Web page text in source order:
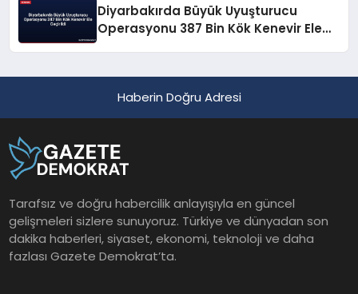
Diyarbakırda Büyük Uyuşturucu
Operasyonu 387 Bin Kök Kenevir Ele
Haberin Doğru Adresi
Tarafsız ve doğru habercilik anlayışıyla en güncel
gelişmeleri sizlere sunuyoruz. Türkiye ve dünyadan son
dakika haberleri, siyaset, ekonomi, teknoloji ve daha
fazlası Gazete Demokrat’ta.